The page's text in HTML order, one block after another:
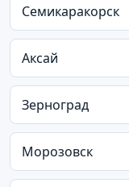
Семикаракорск
Аксай
Зерноград
Морозовск